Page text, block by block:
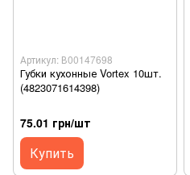
Артикул: В00147698
Губки кухонные Vortex 10шт.
(4823071614398)
75.01 грн/шт
Купить